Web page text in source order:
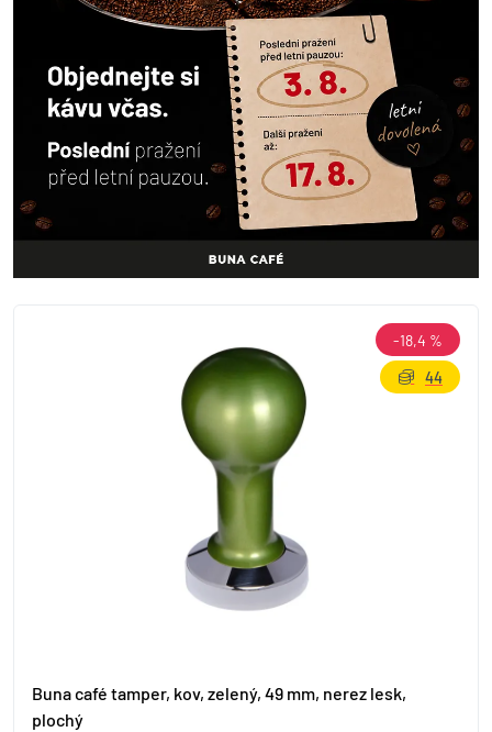
Buna café tamper, kov, zelený, 49 mm, nerez lesk,
plochý
-18,4 %
44